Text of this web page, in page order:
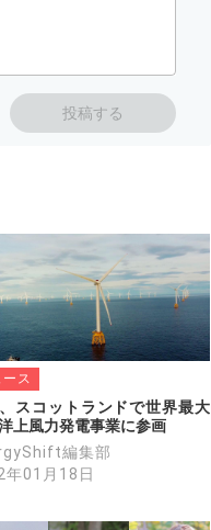
投稿する
ース
スコットランドで世界最大
上風力発電事業に参画
編集部
年01月18日